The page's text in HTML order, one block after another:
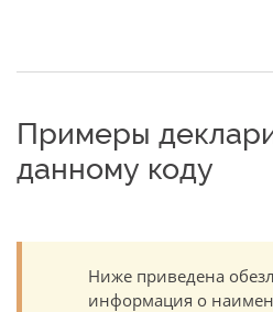
Примеры
данному коду
Ниже приведена
информация о